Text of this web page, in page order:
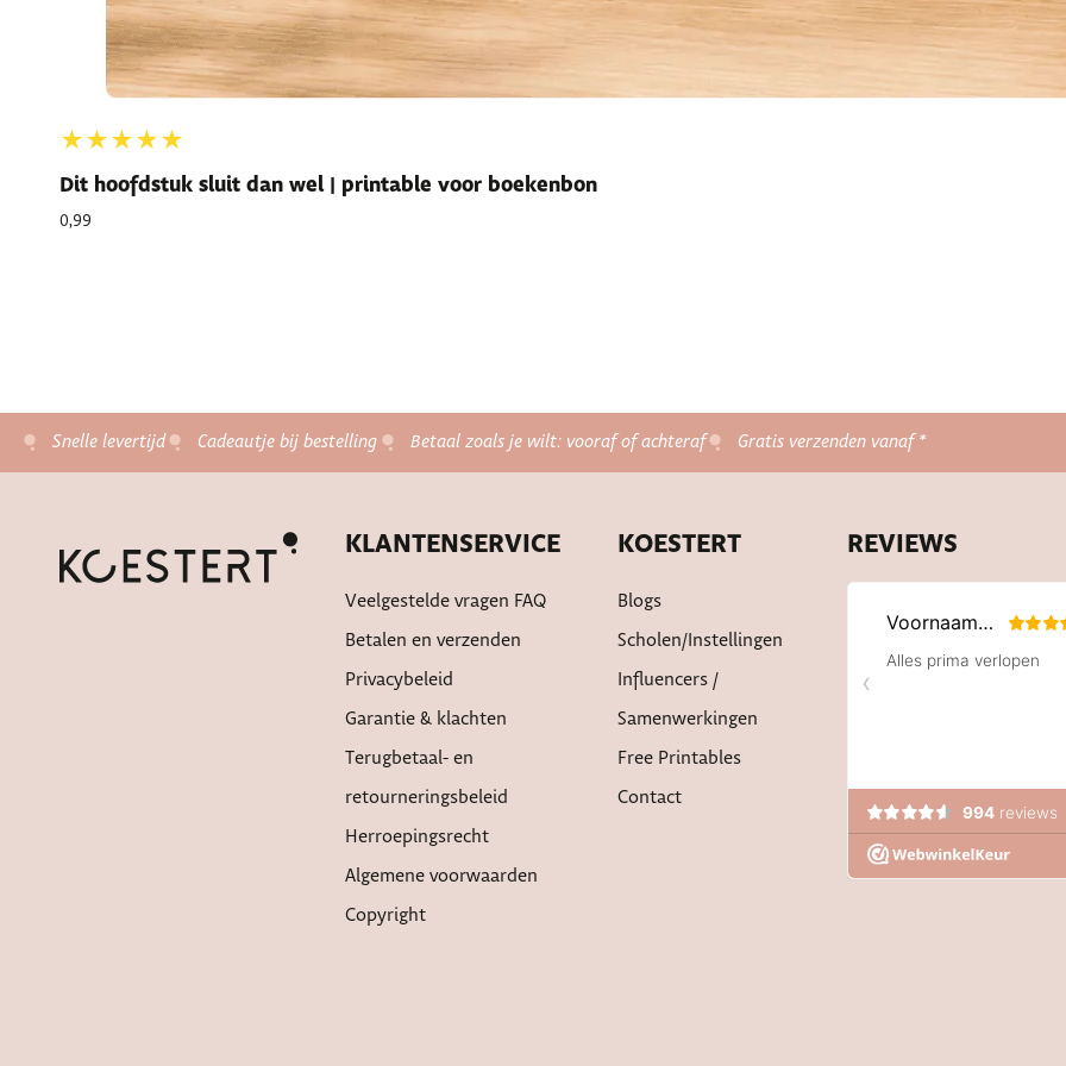
★★★★★
Dit hoofdstuk sluit dan wel | printable voor boekenbon
0,99
Snelle levertijd Cadeautje bij bestelling Betaal zoals je wilt: vooraf of achteraf Gratis verzenden vanaf *
KLANTENSERVICE
Veelgestelde vragen FAQ
Betalen en verzenden
Privacybeleid
Garantie & klachten
Terugbetaal- en
retourneringsbeleid
Herroepingsrecht
Algemene voorwaarden
Copyright
KOESTERT
Blogs
Scholen/instellingen
Influencers /
Samenwerkingen
Free Printables
Contact
REVIEWS